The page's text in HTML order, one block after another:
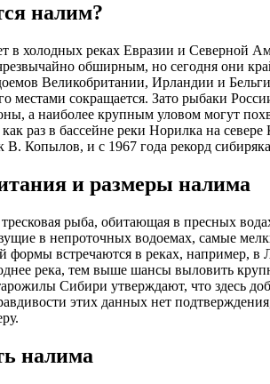
налим?
в холодных реках Евразии и Северной
обширным, но сегодня они
Великобритании, Ирландии и
местами сокращается. Зато рыбаки
а наиболее крупным уловом могут
раз в бассейне реки Норилка на севере
В. Копылов, и с 1967 года рекорд
и размеры налима
рыба, обитающая в пресных
в непроточных водоемах, самые
формы встречаются в реках, например,
река, тем выше шансы выловить
Сибири утверждают, что здесь
этих данных нет
налима